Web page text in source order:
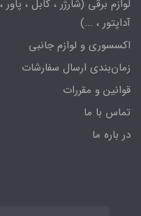
لوازم برقی (شارژر ، کابل ، پاور ،
آداپتور ، ...)
اکسسوری و لوازم جانبی
زمان‌بندی ارسال سفارشات
قوانین و مقررات
تماس با ما
در باره ما